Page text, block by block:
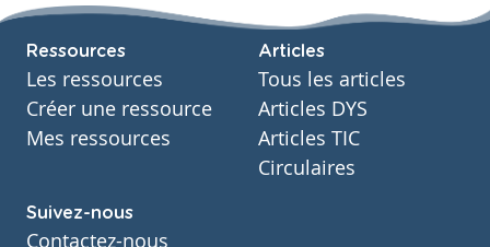
Ressources
Les ressources
Créer une ressource
Mes ressources
Articles
Tous les articles
Articles DYS
Articles TIC
Circulaires
Suivez-nous
Contactez-nous